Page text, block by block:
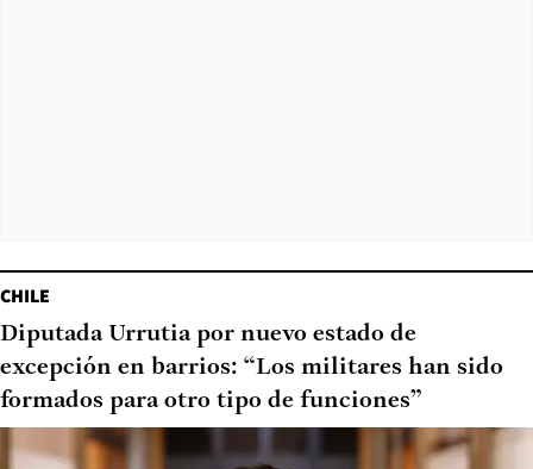
CHILE
Diputada Urrutia por nuevo estado de
excepción en barrios: “Los militares han sido
formados para otro tipo de funciones”